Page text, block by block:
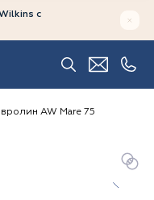
с
AW Mare 75